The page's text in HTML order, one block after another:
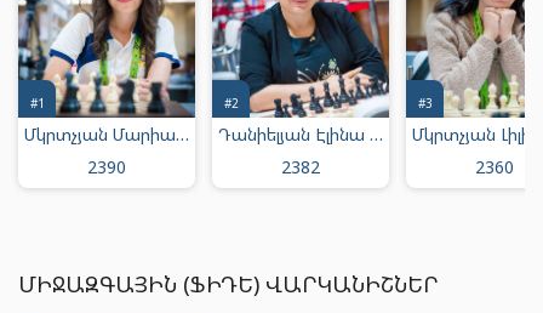
Մկրտչյան Մարիամ Արմենի
2390
#1
Դանիելյան Էլինա Յուրայի
2382
#2
2360
#3
ՄԻՋԱԶԳԱՅԻՆ (ՖԻԴԵ) ՎԱՐԿԱՆԻՇՆԵՐ